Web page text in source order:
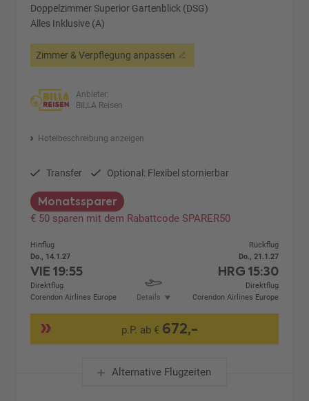
Doppelzimmer Superior Gartenblick (DSG)
Alles Inklusive (A)
Zimmer & Verpflegung anpassen
Anbieter:
BILLA Reisen
Hotelbeschreibung anzeigen
Transfer Optional: Flexibel stornierbar
Monatssparer
€ 50 sparen mit dem Rabattcode SPARER50
Hinflug
Do., 14.1.27
VIE19:55
Direktflug
Corendon Airlines Europe
Details
Rückflug
Do., 21.1.27
HRG 15:30
Direktflug
Corendon Airlines Europe
p.P. ab € 672,-
Alternative Flugzeiten